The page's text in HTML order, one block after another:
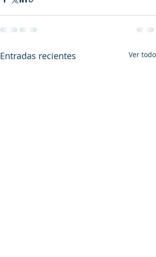
Entradas recientes Ver todo